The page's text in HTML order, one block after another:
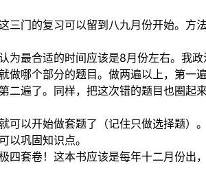
门的复习可以留到八九月份开始。方
为最合适的时间应该是8月份左右。我
做哪个部分的题目。做两遍以上，第一
二遍了。同样，把这次错的题目也圈
可以开始做套题了（记住只做选择题）
以巩固知识点。
四套卷！这本书应该是每年十二月份出